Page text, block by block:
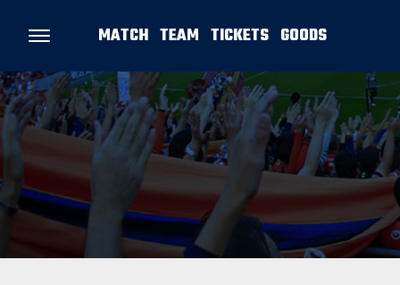
MATCH TEAM TICKETS GOODS